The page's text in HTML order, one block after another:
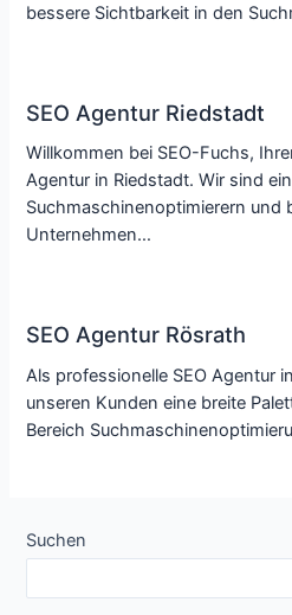
bessere Sichtbarkeit in den
SEO Agentur Riedstadt
Willkommen bei SEO-Fuchs,
Agentur in Riedstadt. Wir sind
Suchmaschinenoptimierern und
Unternehmen…
SEO Agentur Rösrath
Als professionelle SEO Agentur
unseren Kunden eine breite
Bereich
Suchen